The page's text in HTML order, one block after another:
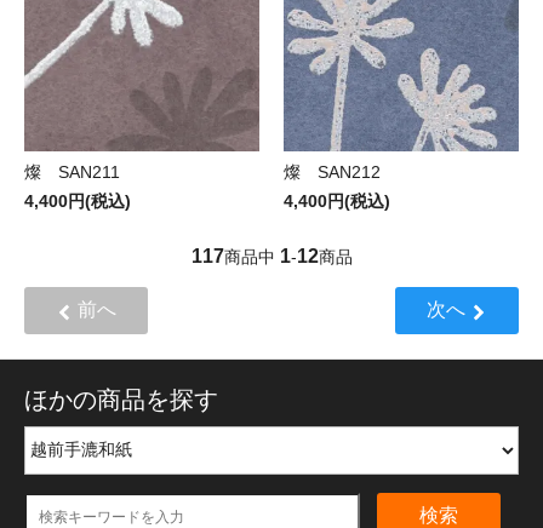
燦 SAN211
4,400円(税込)
燦 SAN212
4,400円(税込)
117商品中 1-12商品
前へ 次へ
ほかの商品を探す
検索